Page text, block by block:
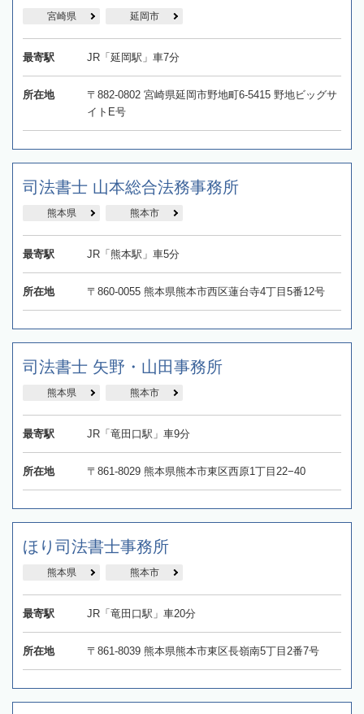
宮崎県 延岡市
最寄駅 JR「延岡駅」車7分
所在地
〒882-0802 宮崎県延岡市野地町6-5415 野地ビッグサ
イトE号
司法書士 山本総合法務事務所
熊本県 熊本市
最寄駅 JR「熊本駅」車5分
所在地 〒860-0055 熊本県熊本市西区蓮台寺4丁目5番12号
司法書士 矢野・山田事務所
熊本県 熊本市
最寄駅 JR「竜田口駅」車9分
所在地 〒861-8029 熊本県熊本市東区西原1丁目22−40
ほり司法書士事務所
熊本県 熊本市
最寄駅 JR「竜田口駅」車20分
所在地 〒861-8039 熊本県熊本市東区長嶺南5丁目2番7号